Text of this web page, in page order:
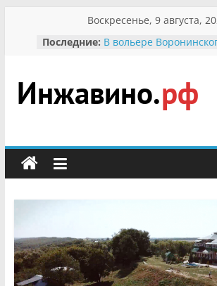
содержимому
Воскресенье, 9 августа,
Последние: В вольере
Мероприятия,
Международному Дню
Присвоение звания
Кирсановой
Безопасность в сети
Ученики приняли
мероприятии
первоцветы!»
Инжавино.рф
сельский
портал